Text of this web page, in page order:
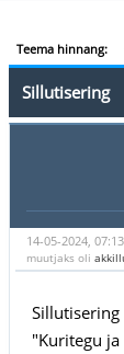
Teema hinnang:
Sillutisering
14-05-2024, 07:13
muutjaks oli
"Kuritegu